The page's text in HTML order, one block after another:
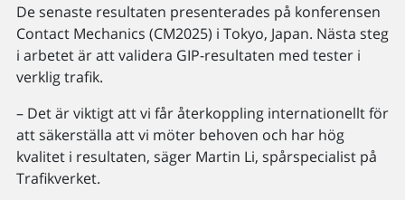
De senaste resultaten presenterades på konferensen
Contact Mechanics (CM2025) i Tokyo, Japan. Nästa steg
i arbetet är att validera GIP-resultaten med tester i
verklig trafik.
– Det är viktigt att vi får återkoppling internationellt för
att säkerställa att vi möter behoven och har hög
kvalitet i resultaten, säger Martin Li, spårspecialist på
Trafikverket.